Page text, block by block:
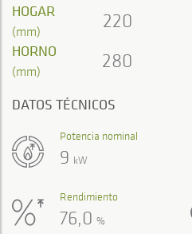
HOGAR
(mm) 220
HORNO
(mm) 280
DATOS TÉCNICOS
Potencia nominal
9 kW
Rendimiento
76,0 %